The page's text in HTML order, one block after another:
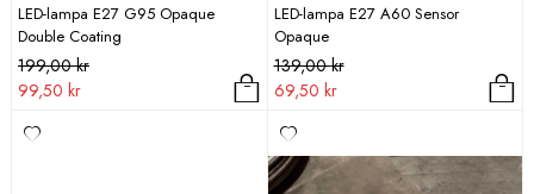
LED-lampa E27 G95 Opaque
Double Coating
199,00kr
Det
ursprungliga
var:
99,50 kr
Det
nuvarande
är:
LED-lampa E27 A60 Sensor
Opaque
139,00kr
Det
ursprungliga
var:
139,00 kr.
69,50 kr
Det
nuvarande
är:
69,50 kr.